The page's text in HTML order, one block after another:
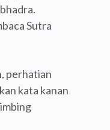
Sutra
perhatian
kata kanan